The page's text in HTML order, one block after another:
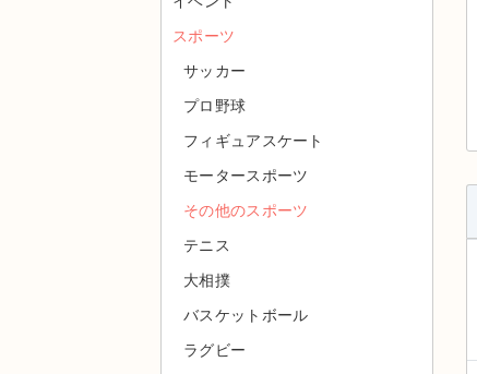
スポーツ
サッカー
プロ野球
フィギュアスケート
モータースポーツ
その他のスポーツ
テニス
大相撲
バスケットボール
ラグビー